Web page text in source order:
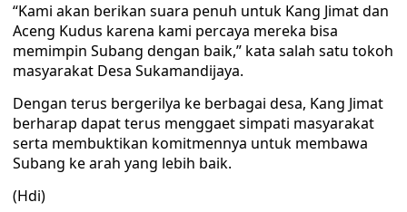
“Kami akan berikan suara penuh untuk Kang Jimat dan
Aceng Kudus karena kami percaya mereka bisa
memimpin Subang dengan baik,” kata salah satu tokoh
masyarakat Desa Sukamandijaya.
Dengan terus bergerilya ke berbagai desa, Kang Jimat
berharap dapat terus menggaet simpati masyarakat
serta membuktikan komitmennya untuk membawa
Subang ke arah yang lebih baik.
(Hdi)